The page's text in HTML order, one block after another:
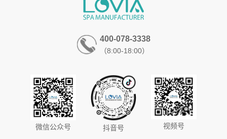
400-078-3338
（8:00-18:00）
微信公众号 抖音号 视频号